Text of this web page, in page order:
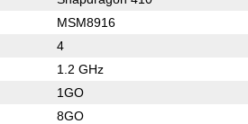
MSM8916
4
1.2 GHz
1GO
8GO